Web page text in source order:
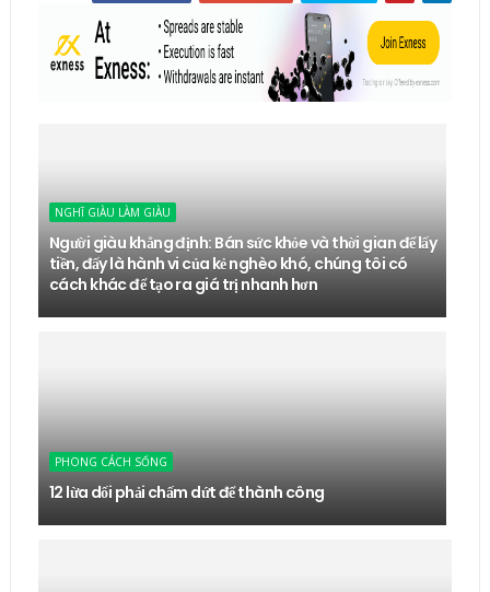
NGHĨ GIÀU LÀM GIÀU
Người giàu khẳng định: Bán sức khỏe và thời gian để lấy
tiền, đấy là hành vi của kẻ nghèo khó, chúng tôi có
cách khác để tạo ra giá trị nhanh hơn
PHONG CÁCH SỐNG
12 lừa dối phải chấm dứt để thành công